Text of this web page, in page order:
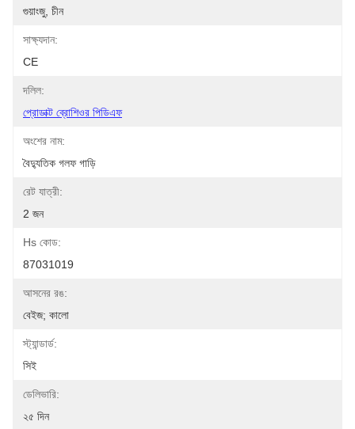
গুয়াংজু, চীন
সাক্ষ্যদান:
CE
দলিল:
প্রোডাক্ট ব্রোশিওর পিডিএফ
অংশের নাম:
বৈদ্যুতিক গলফ গাড়ি
রেট যাত্রী:
2 জন
Hs কোড:
87031019
আসনের রঙ:
বেইজ; কালো
স্ট্যান্ডার্ড:
সিই
ডেলিভারি:
২৫ দিন